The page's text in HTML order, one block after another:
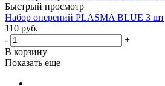
Быстрый просмотр
Набор оперений PLASMA BLUE 3 шт
110 руб.
-
+
В корзину
Показать еще